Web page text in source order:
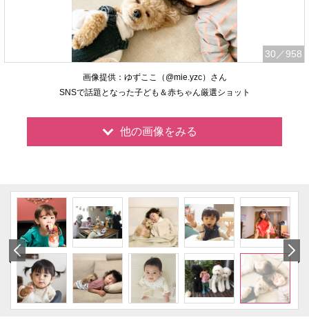
30 ／958
画像提供：ゆずここ（@mie.yzc）さん
SNSで話題となった子ども＆赤ちゃん厳選ショット
他の画像をみる